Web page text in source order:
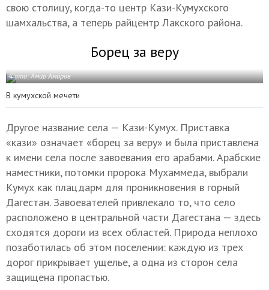
свою столицу, когда-то центр Кази-Кумухского
шамхальства, а теперь райцентр Лакского района.
Борец за веру
Фото: Амир Амиров
В кумухской мечети
Другое название села — Кази-Кумух. Приставка
«кази» означает «борец за веру» и была приставлена
к имени села после завоевания его арабами. Арабские
наместники, потомки пророка Мухаммеда, выбрали
Кумух как плацдарм для проникновения в горный
Дагестан. Завоевателей привлекало то, что село
расположено в центральной части Дагестана — здесь
сходятся дороги из всех областей. Природа неплохо
позаботилась об этом поселении: каждую из трех
дорог прикрывает ущелье, а одна из сторон села
защищена пропастью.